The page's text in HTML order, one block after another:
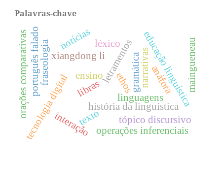
Palavras-chave
linguagens
letramentos
ensino
tecnologia digital
gramática
história da linguística
português falado
texto
educação linguística
xiangdong li narrativas
interação tópico discursivo
anáfora
orações comparativas ethos maingueneau
fraseologia léxico
libras
operações inferenciais
notícias